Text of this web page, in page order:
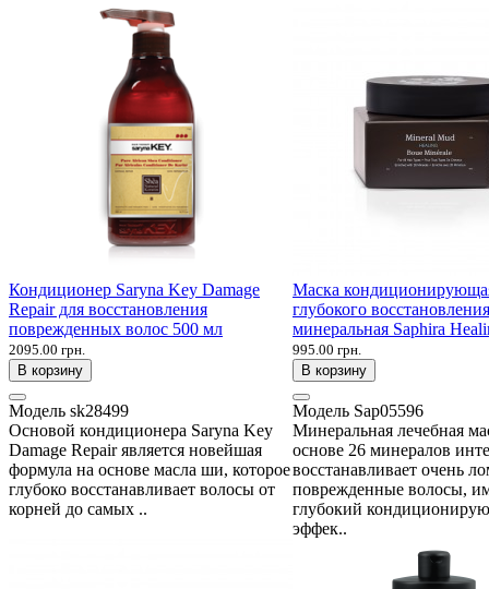
Кондиционер Saryna Key Damage
Repair для восстановления
поврежденных волос 500 мл
2095.00 грн.
В корзину
Модель sk28499
Основой кондиционера Saryna Key
Damage Repair является новейшая
формула на основе масла ши, которое
глубоко восстанавливает волосы от
корней до самых ..
Маска
глубокого
минеральная Saphira
995.00 грн.
В корзину
Модель Sap05596
Минеральная лечебная
основе 26 минералов
восстанавливает очень
поврежденные волосы,
глубокий
эффек..